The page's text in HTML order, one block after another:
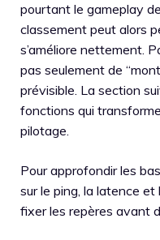
pourtant le gameplay
classement peut alors
s’améliore nettement.
pas seulement de
prévisible. La section
fonctions qui
pilotage.
Pour approfondir les
sur le ping, la latence
fixer les repères avant